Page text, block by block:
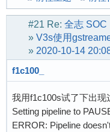
#21 Re: 全志 SOC
» V3s使用
» 2020-10-14
f1c100_
我用f1c100s试了下出现
Setting pipeline to
ERROR: Pipeline